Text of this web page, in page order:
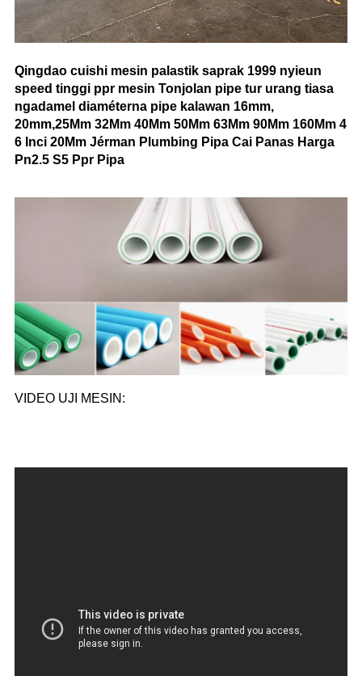
Qingdao cuishi mesin palastik saprak 1999 nyieun
speed tinggi ppr mesin Tonjolan pipe tur urang tiasa
ngadamel diaméterna pipe kalawan 16mm,
20mm,25Mm 32Mm 40Mm 50Mm 63Mm 90Mm 160Mm 4
6 Inci 20Mm Jérman Plumbing Pipa Cai Panas Harga
Pn2.5 S5 Ppr Pipa
VIDEO UJI MESIN: